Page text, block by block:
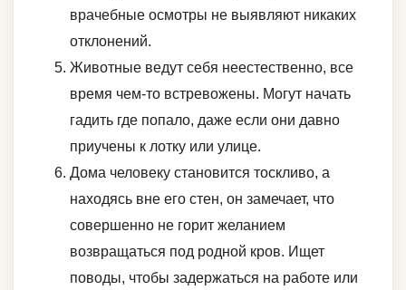
врачебные осмотры не выявляют никаких
отклонений.
Животные ведут себя неестественно, все
время чем-то встревожены. Могут начать
гадить где попало, даже если они давно
приучены к лотку или улице.
Дома человеку становится тоскливо, а
находясь вне его стен, он замечает, что
совершенно не горит желанием
возвращаться под родной кров. Ищет
поводы, чтобы задержаться на работе или